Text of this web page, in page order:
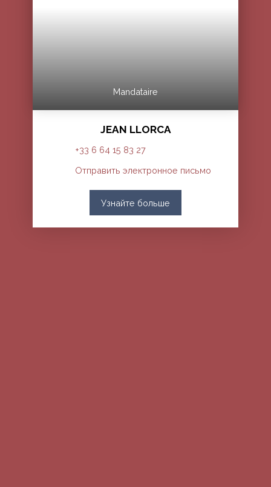
Mandataire
JEAN LLORCA
+33 6 64 15 83 27
Отправить электронное письмо
Узнайте больше